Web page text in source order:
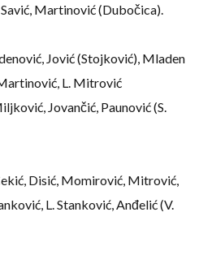
Martinović (Dubočica).
Jović (Stojković), Mladen
L. Mitrović
Jovančić, Paunović (S.
Disić, Momirović, Mitrović,
L. Stanković, Anđelić (V.